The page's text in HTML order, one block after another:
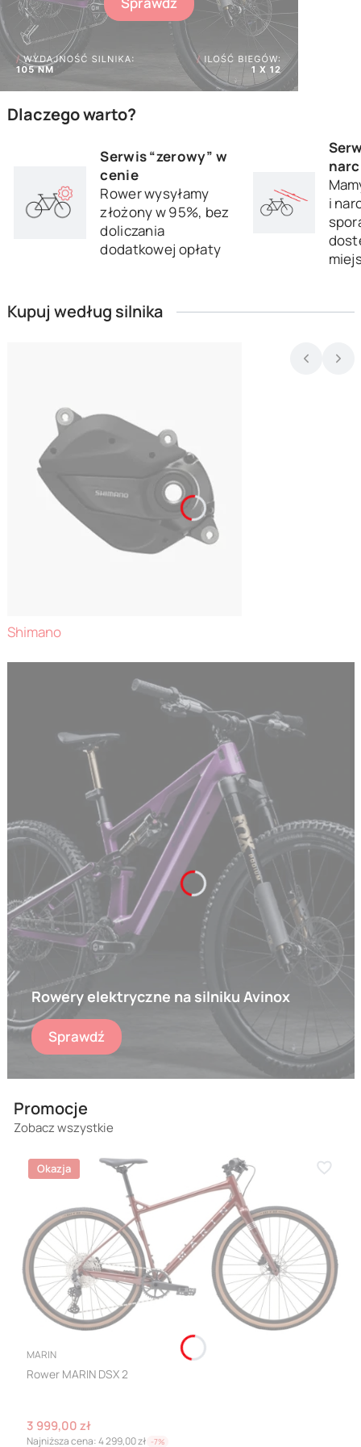
Dlaczego warto?
Serwis “zerowy” w
cenie
Rower wysyłamy
złożony w 95%, bez
doliczania
dodatkowej opłaty
i
Kupuj według silnika
Shimano
Rowery elektryczne na silniku Avinox
Sprawdź
Promocje
Zobacz wszystkie
Okazja
PRODUCENT
MARIN
Rower MARIN DSX 2
Cena promocyjna
3 999,00 zł
Najniższa cena:4 299,00 zł -7%